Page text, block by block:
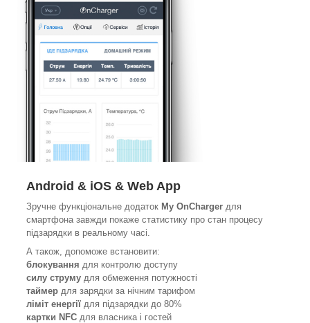
Android & iOS & Web App
Зручне функціональне додаток My OnCharger для
смартфона завжди покаже статистику про стан процесу
підзарядки в реальному часі.
А також, допоможе встановити:
блокування для контролю доступу
силу струму для обмеження потужності
таймер для зарядки за нічним тарифом
ліміт енергії для підзарядки до 80%
картки NFC для власника і гостей